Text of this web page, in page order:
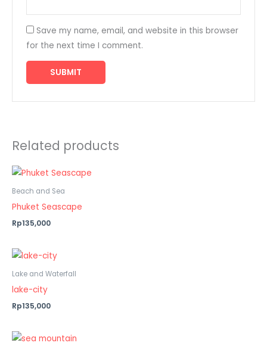
Save my name, email, and website in this browser
for the next time I comment.
Related products
Beach and Sea
Phuket Seascape
Rp135,000
Lake and Waterfall
lake-city
Rp135,000